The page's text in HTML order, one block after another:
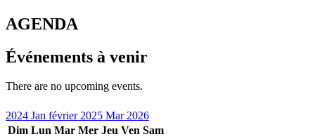
AGENDA
Événements à venir
There are no upcoming events.
2024 Jan février 2025 Mar2026
Dim Lun Mar Mer Jeu Ven Sam